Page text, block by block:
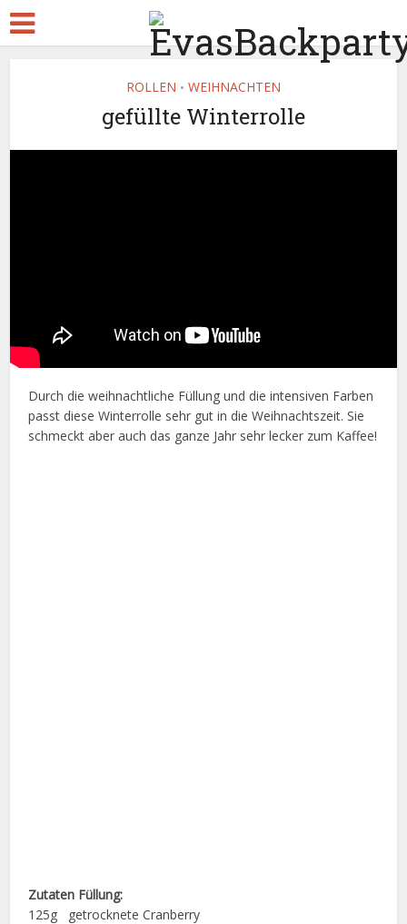
ROLLEN • WEIHNACHTEN
gefüllte Winterrolle
Durch die weihnachtliche Füllung und die intensiven Farben
passt diese Winterrolle sehr gut in die Weihnachtszeit. Sie
schmeckt aber auch das ganze Jahr sehr lecker zum Kaffee!
Zutaten Füllung:
125g getrocknete Cranberry